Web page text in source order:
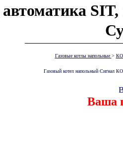
SIT,
Газовые котлы напольные >
Газовый котел напольный Сигнал
Ваша